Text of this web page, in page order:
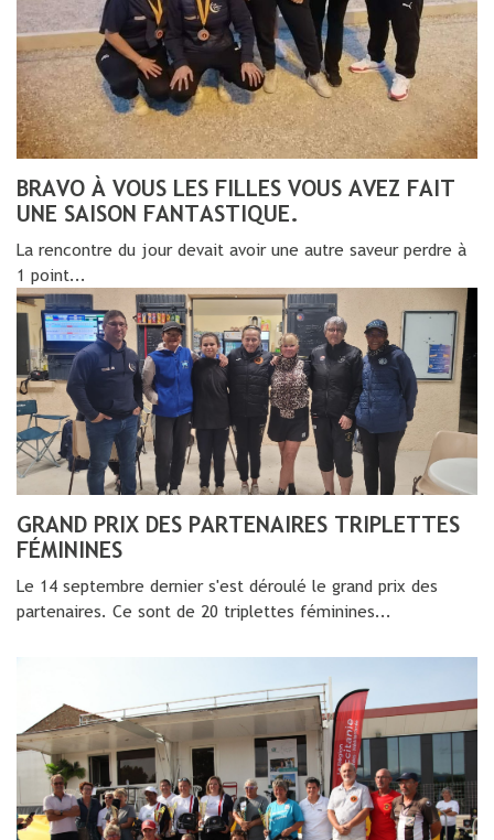
BRAVO À VOUS LES FILLES VOUS AVEZ FAIT
UNE SAISON FANTASTIQUE.
La rencontre du jour devait avoir une autre saveur perdre à
1 point...
GRAND PRIX DES PARTENAIRES TRIPLETTES
FÉMININES
Le 14 septembre dernier s'est déroulé le grand prix des
partenaires. Ce sont de 20 triplettes féminines...